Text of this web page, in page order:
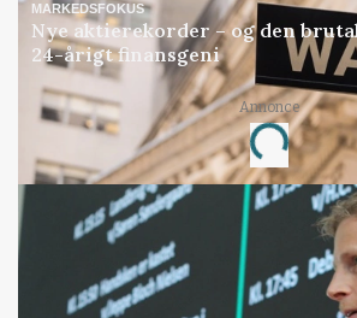
MARKEDSFOKUS
Nye aktierekorder – og den
24-årigt finansgeni
Annonce
Loading...